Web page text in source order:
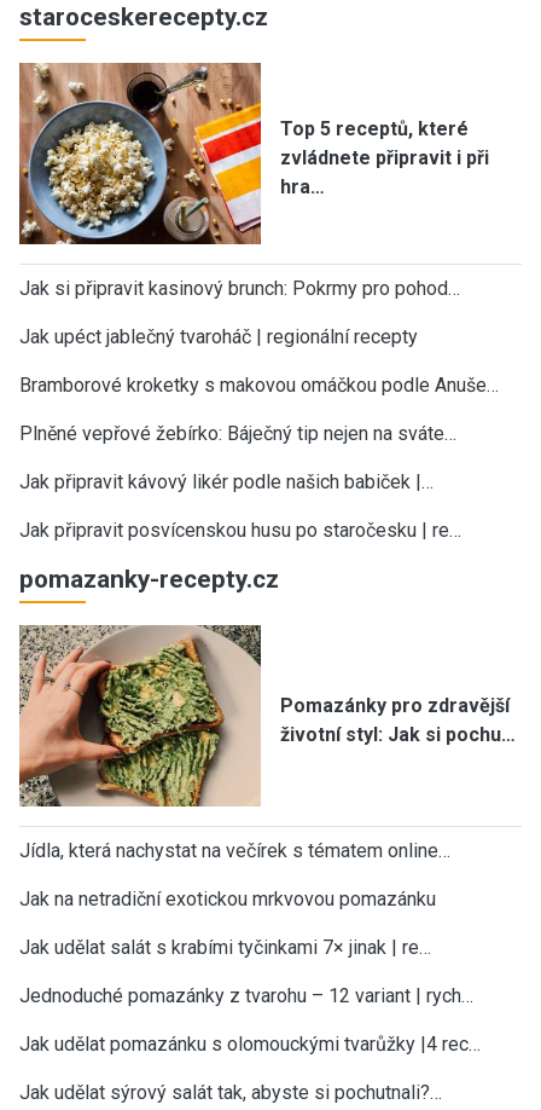
staroceskerecepty.cz
Top 5 receptů, které
zvládnete připravit i při
hra…
Jak si připravit kasinový brunch: Pokrmy pro pohod…
Jak upéct jablečný tvaroháč | regionální recepty
Bramborové kroketky s makovou omáčkou podle Anuše…
Plněné vepřové žebírko: Báječný tip nejen na sváte…
Jak připravit kávový likér podle našich babiček |…
Jak připravit posvícenskou husu po staročesku | re…
pomazanky-recepty.cz
Pomazánky pro zdravější
životní styl: Jak si pochu…
Jídla, která nachystat na večírek s tématem online…
Jak na netradiční exotickou mrkvovou pomazánku
Jak udělat salát s krabími tyčinkami 7× jinak | re…
Jednoduché pomazánky z tvarohu – 12 variant | rych…
Jak udělat pomazánku s olomouckými tvarůžky |4 rec…
Jak udělat sýrový salát tak, abyste si pochutnali?…